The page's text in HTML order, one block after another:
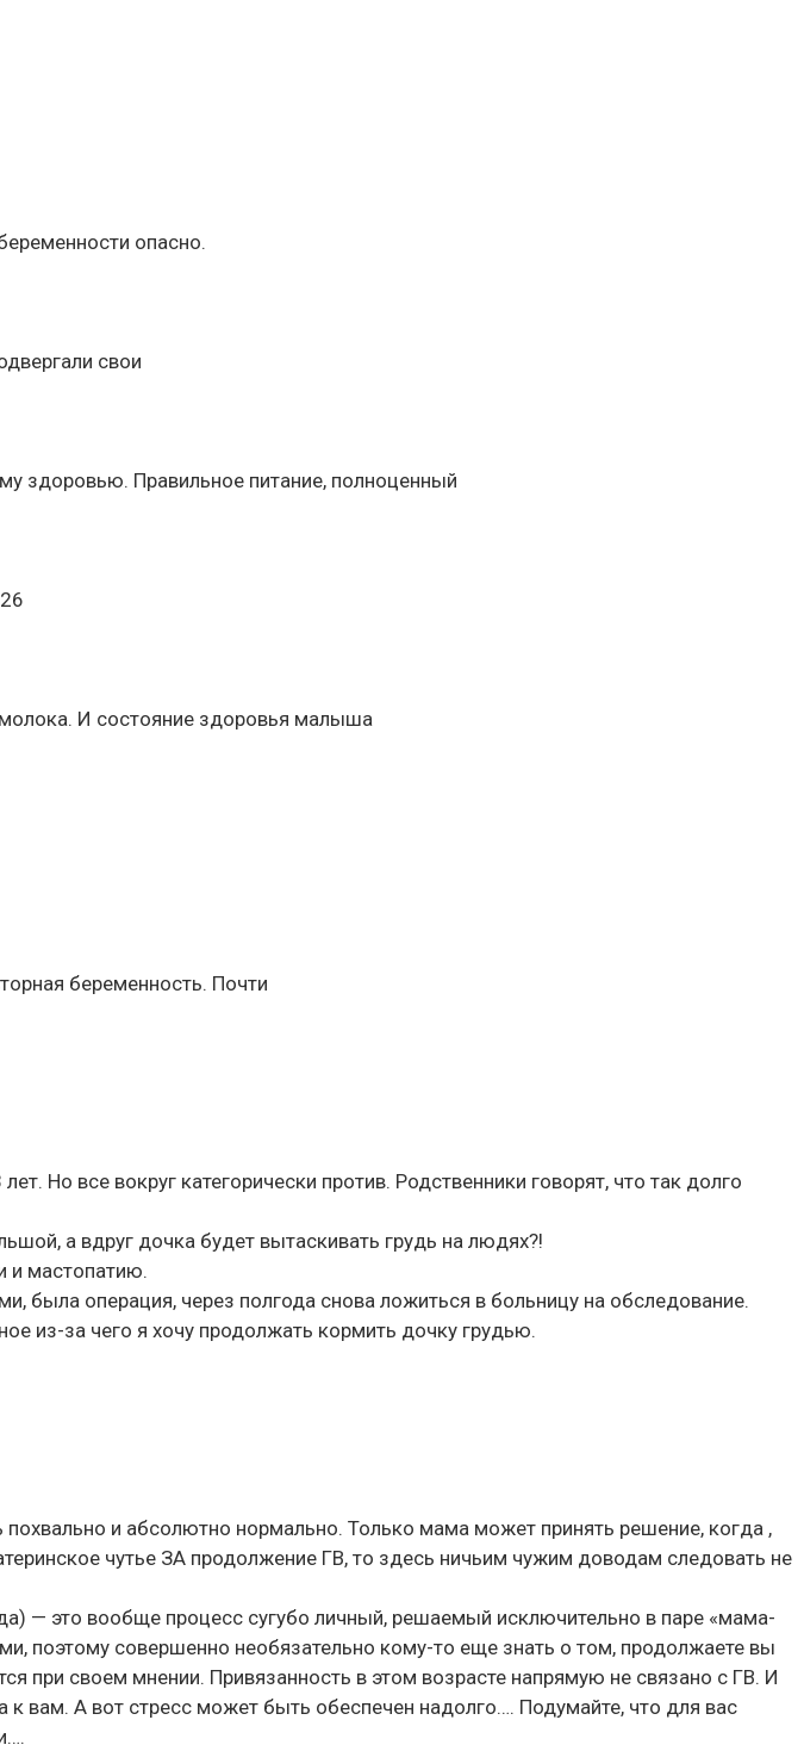
опасно.
свои
здоровью. Правильное питание, полноценный
И состояние здоровья малыша
беременность. Почти
Но все вокруг категорически против. Родственники говорят, что так долго
а вдруг дочка будет вытаскивать грудь на людях?!
и мастопатию.
была операция, через полгода снова ложиться в больницу на обследование.
из-за чего я хочу продолжать кормить дочку грудью.
и абсолютно нормально. Только мама может принять решение, когда ,
чутье ЗА продолжение ГВ, то здесь ничьим чужим доводам следовать не
— это вообще процесс сугубо личный, решаемый исключительно в паре «мама-
поэтому совершенно необязательно кому-то еще знать о том, продолжаете вы
при своем мнении. Привязанность в этом возрасте напрямую не связано с ГВ. И
вам. А вот стресс может быть обеспечен надолго…. Подумайте, что для вас